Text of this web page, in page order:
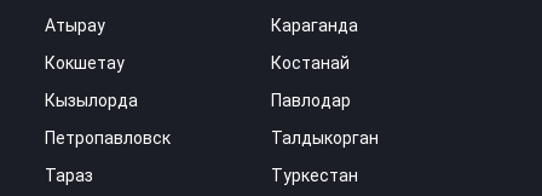
Атырау
Караганда
Кокшетау
Костанай
Кызылорда
Павлодар
Петропавловск
Талдыкорган
Тараз
Туркестан